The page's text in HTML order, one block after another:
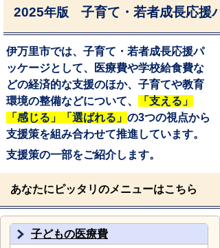
2025年版 子育て・若者成長応援
伊万里市では、子育て・若者成長応援パ
ッケージとして、医療費や学校給食費な
どの経済的な支援のほか、子育てや教育
環境の整備などについて、
「支える」
「感じる」「選ばれる」 の3つの視点から
支援策を組み合わせて推進しています。
支援策の一部をご紹介します。
あなたにピッタリのメニューはこちら
子どもの医療費